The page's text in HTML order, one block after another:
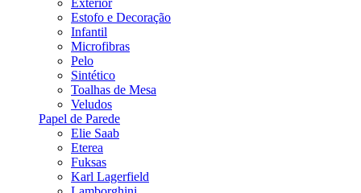
Estofo e Decoração
Infantil
Microfibras
Pelo
Sintético
Toalhas de Mesa
Veludos
Papel de Parede
Elie Saab
Eterea
Fuksas
Karl Lagerfield